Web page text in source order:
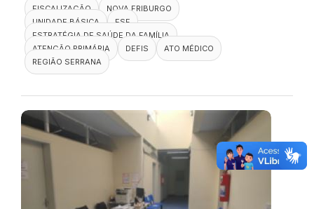
FISCALIZAÇÃO
NOVA FRIBURGO
UNIDADE BÁSICA
ESF
ESTRATÉGIA DE SAÚDE DA FAMÍLIA
ATENÇÃO PRIMÁRIA
DEFIS
ATO MÉDICO
REGIÃO SERRANA